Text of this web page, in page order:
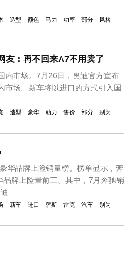
造型 颜色 马力 功率 部分
风格
友：再不回来A7不用卖了
内市场。7月26日，奥迪官方宣布
市场。新车将以进口的方式引入国
造型 豪华 动力 售价 部分
别为
华品牌上险销量榜。榜单显示，奔
牌上险量前三。其中，7月奔驰销
新车 进口 萨斯 雷克 汽车
别为